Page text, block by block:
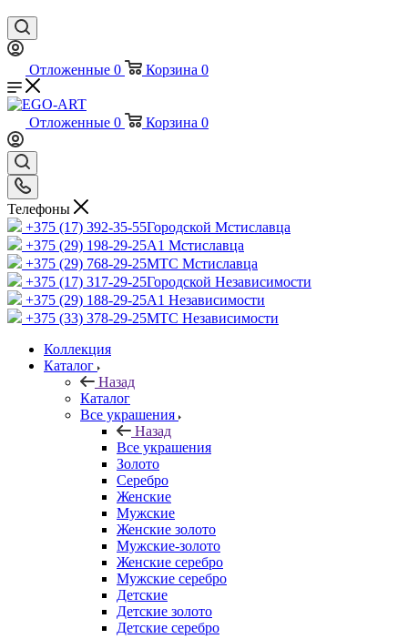
Отложенные 0 Корзина 0
Отложенные 0 Корзина 0
Телефоны
+375 (17) 392-35-55Городской Мстиславца
+375 (29) 198-29-25A1 Мстиславца
+375 (29) 768-29-25МТС Мстиславца
+375 (17) 317-29-25Городской Независимости
+375 (29) 188-29-25A1 Независимости
+375 (33) 378-29-25МТС Независимости
Коллекция
Каталог
Назад
Каталог
Все украшения
Назад
Все украшения
Золото
Серебро
Женские
Мужские
Женские золото
Мужские-золото
Женские серебро
Мужские серебро
Детские
Детские золото
Детские серебро